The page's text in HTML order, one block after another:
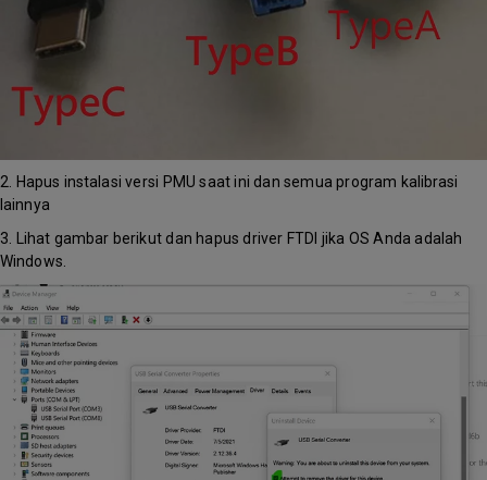
2. Hapus instalasi versi PMU saat ini dan semua program kalibrasi
lainnya
3. Lihat gambar berikut dan hapus driver FTDI jika OS Anda adalah
Windows.